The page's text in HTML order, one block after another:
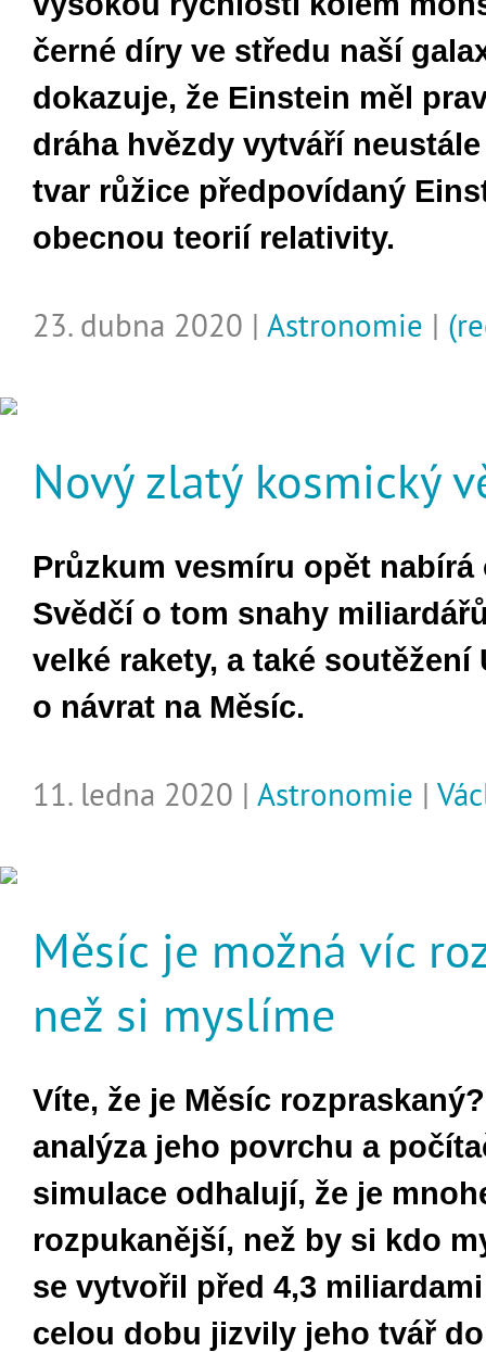
černé díry ve středu naší
dokazuje, že Einstein měl
dráha hvězdy vytváří
tvar růžice předpovídaný
obecnou teorií relativity.
23. dubna 2020 | Astronomie |
Nový zlatý kosmický
Průzkum vesmíru opět nabírá
Svědčí o tom snahy
velké rakety, a také soutěžení
o návrat na Měsíc.
11. ledna 2020 | Astronomie |
Měsíc je možná víc
než si myslíme
Víte, že je Měsíc
analýza jeho povrchu a
simulace odhalují, že je
rozpukanější, než by si kdo
se vytvořil před 4,3
celou dobu jizvily jeho tvář